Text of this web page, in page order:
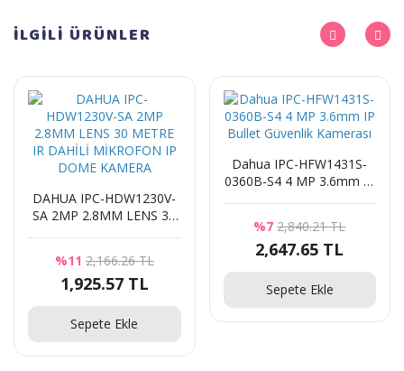
İLGİLİ ÜRÜNLER
DAHUA IPC-HDW1230V-
SA 2MP 2.8MM LENS 30
KAMERA
%11 2,166.26 TL
1,925.57 TL
Sepete Ekle
Dahua IPC-HFW1431S-
0360B-S4 4 MP 3.6mm IP
%7 2,840.21 TL
2,647.65 TL
Sepete Ekle